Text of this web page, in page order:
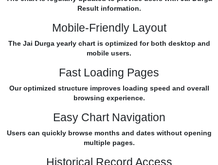
Result information.
Mobile-Friendly Layout
The Jai Durga yearly chart is optimized for both desktop and
mobile users.
Fast Loading Pages
Our optimized structure improves loading speed and overall
browsing experience.
Easy Chart Navigation
Users can quickly browse months and dates without opening
multiple pages.
Historical Record Access